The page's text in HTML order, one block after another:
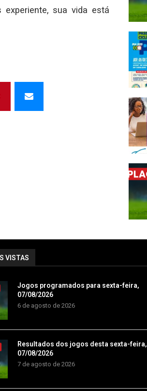
sua vida está
VISTAS
Jogos programados para sexta-feira,
07/08/2026
6 de agosto de 2026
Resultados dos jogos desta sexta-feira,
07/08/2026
7 de agosto de 2026